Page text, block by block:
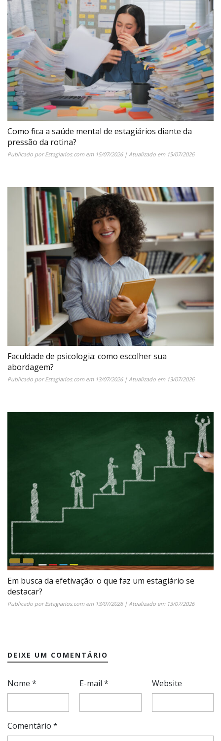
Como fica a saúde mental de estagiários diante da
pressão da rotina?
Publicado porEstagiarios.comem 15/07/2026| Atualizado em 15/07/2026
Faculdade de psicologia: como escolher sua
abordagem?
Publicado porEstagiarios.comem 13/07/2026| Atualizado em 13/07/2026
Em busca da efetivação: o que faz um estagiário se
destacar?
Publicado porEstagiarios.comem 13/07/2026| Atualizado em 13/07/2026
DEIXE UM COMENTÁRIO
Nome * E-mail* Website
Comentário *